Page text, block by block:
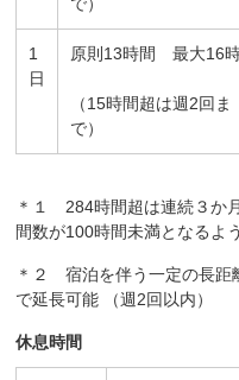
1
日
原則13時間 最大16
（15時間超は週2回ま
で）
＊１ 284時間超は連続３か
間数が100時間未満となるよ
＊２ 宿泊を伴う一定の長距
で延長可能 （週2回以内）
休息時間